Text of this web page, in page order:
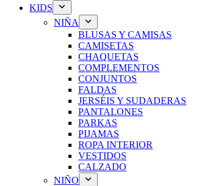
KIDS
NIÑA
BLUSAS Y CAMISAS
CAMISETAS
CHAQUETAS
COMPLEMENTOS
CONJUNTOS
FALDAS
JERSÉIS Y SUDADERAS
PANTALONES
PARKAS
PIJAMAS
ROPA INTERIOR
VESTIDOS
CALZADO
NIÑO